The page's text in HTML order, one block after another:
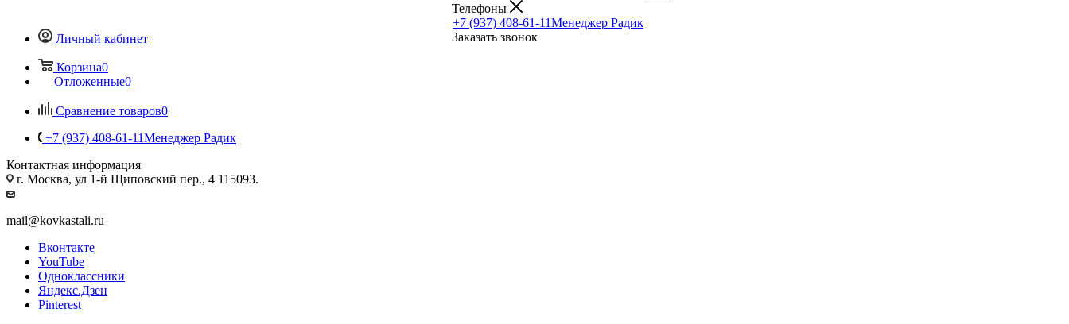
Телефоны
+7 (937) 408-61-11Менеджер Радик
Заказать звонок
Личный кабинет
Корзина0
Отложенные0
Сравнение товаров0
+7 (937) 408-61-11Менеджер Радик
Контактная информация
г. Москва, ул 1-й Щиповский пер., 4 115093.
mail@kovkastali.ru
Вконтакте
YouTube
Одноклассники
Яндекс.Дзен
Pinterest